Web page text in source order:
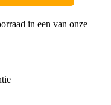
in een van onze